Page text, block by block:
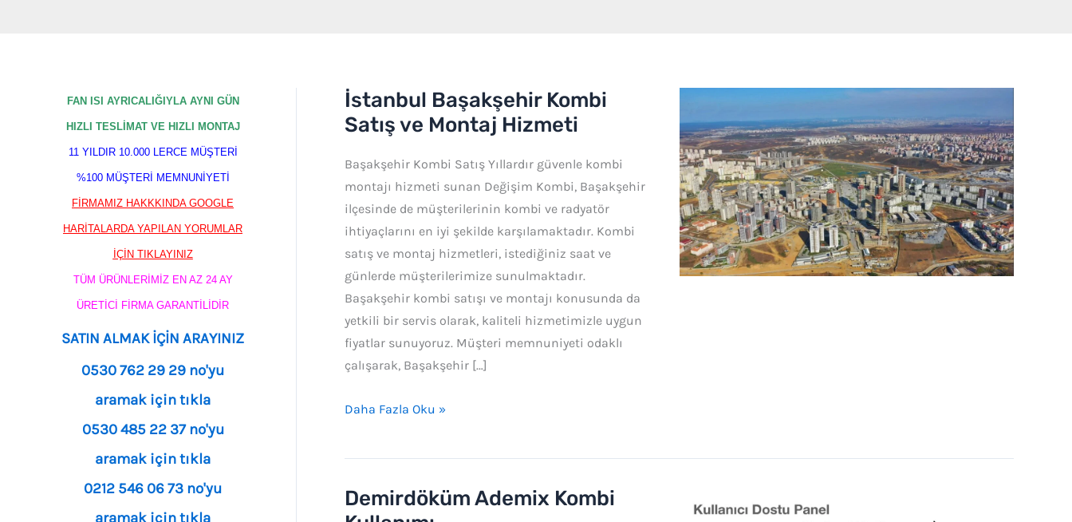
FAN ISI AYRICALIĞIYLA AYNI GÜN
HIZLI TESLİMAT VE HIZLI MONTAJ
11 YILDIR 10.000 LERCE MÜŞTERİ
%100 MÜŞTERİ MEMNUNİYETİ
FİRMAMIZ HAKKKINDA GOOGLE
HARİTALARDA YAPILAN YORUMLAR
İÇİN TIKLAYINIZ
TÜM ÜRÜNLERİMİZ EN AZ 24 AY
ÜRETİCİ FİRMA GARANTİLİDİR
SATIN ALMAK İÇİN ARAYINIZ
0530 762 29 29 no'yu
aramak için tıkla
0530 485 22 37 no'yu
aramak için tıkla
0212 546 06 73 no'yu
aramak için tıkla
İstanbul Başakşehir Kombi
Satış ve Montaj Hizmeti
Başakşehir Kombi Satış Yıllardır güvenle kombi
montajı hizmeti sunan Değişim Kombi, Başakşehir
ilçesinde de müşterilerinin kombi ve radyatör
ihtiyaçlarını en iyi şekilde karşılamaktadır. Kombi
satış ve montaj hizmetleri, istediğiniz saat ve
günlerde müşterilerimize sunulmaktadır.
Başakşehir kombi satışı ve montajı konusunda da
yetkili bir servis olarak, kaliteli hizmetimizle uygun
fiyatlar sunuyoruz. Müşteri memnuniyeti odaklı
çalışarak, Başakşehir […]
İstanbul
Başakşehir
Satış
ve
Montaj
Hizmeti
Daha Fazla Oku »
Demirdöküm Ademix Kombi
Demirdöküm
Ademix